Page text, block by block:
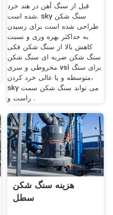
قبل از سنگ آهن در هند خرد
شده است. sky سنگ شکن
طراحی شده است برای رسیدن
به حداکثر بهره وری و نسبت
کاهش بالا از سنگ شکن فکی
سنگ شکن ضربه ای سنگ شکن
مخروطی و سری vsi برای سنگ
متوسطه و یا عالی خرد کردن،
sky می تواند سنگ شکن سمت
راست و .
هزینه سنگ شکن
سطل